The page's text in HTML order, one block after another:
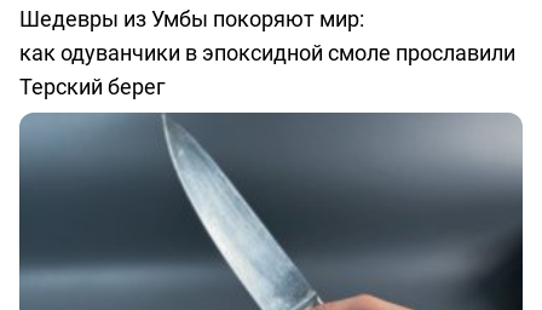
Шедевры из Умбы покоряют мир:
как одуванчики в эпоксидной смоле прославили
Терский берег